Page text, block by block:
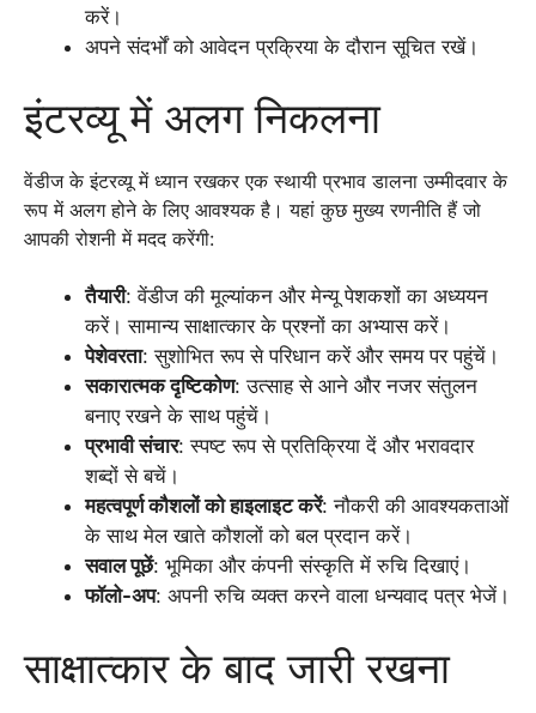
करें।
अपने संदर्भों को आवेदन प्रक्रिया के दौरान सूचित रखें।
इंटरव्यू में अलग निकलना
वेंडीज के इंटरव्यू में ध्यान रखकर एक स्थायी प्रभाव डालना उम्मीदवार के
रूप में अलग होने के लिए आवश्यक है। यहां कुछ मुख्य रणनीति हैं जो
आपकी रोशनी में मदद करेंगी:
तैयारी: वेंडीज की मूल्यांकन और मेन्यू पेशकशों का अध्ययन
करें। सामान्य साक्षात्कार के प्रश्नों का अभ्यास करें।
पेशेवरता: सुशोभित रूप से परिधान करें और समय पर पहुंचें।
सकारात्मक दृष्टिकोण: उत्साह से आने और नजर संतुलन
बनाए रखने के साथ पहुंचें।
प्रभावी संचार: स्पष्ट रूप से प्रतिक्रिया दें और भरावदार
शब्दों से बचें।
महत्वपूर्ण कौशलों को हाइलाइट करें: नौकरी की आवश्यकताओं
के साथ मेल खाते कौशलों को बल प्रदान करें।
सवाल पूछें: भूमिका और कंपनी संस्कृति में रुचि दिखाएं।
फॉलो-अप: अपनी रुचि व्यक्त करने वाला धन्यवाद पत्र भेजें।
साक्षात्कार के बाद जारी रखना